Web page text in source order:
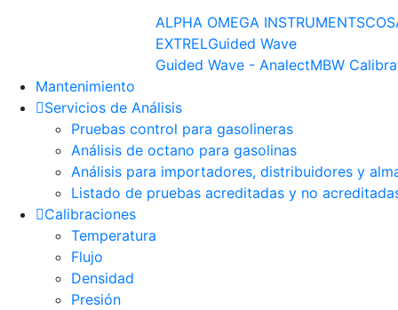
ALPHA OMEGA INSTRUMENTS
EXTRELGuided Wave
Guided Wave - AnalectMBW
Mantenimiento
Servicios de Análisis
Pruebas control para gasolineras
Análisis de octano para gasolinas
Análisis para importadores, distribuidores y
Listado de pruebas acreditadas y no
Calibraciones
Temperatura
Flujo
Densidad
Presión